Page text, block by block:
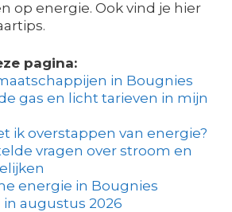
op energie. Ook vind je hier
pagina:
in Bougnies
gas en licht tarieven in mijn
ik overstappen van energie?
vragen over stroom en
energie in Bougnies
augustus 2026